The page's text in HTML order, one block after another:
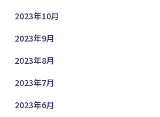
2023年10月
2023年9月
2023年8月
2023年7月
2023年6月